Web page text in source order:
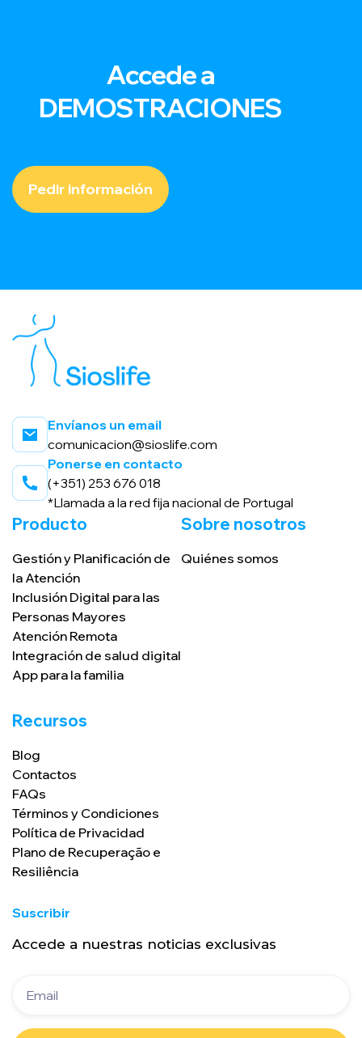
Accede a
DEMOSTRACIONES
Pedir información
Envíanos un email
comunicacion@sioslife.com
Ponerse en contacto
(+351) 253 676 018
*Llamada a la red fija nacional de Portugal
Producto
Gestión y Planificación de
la Atención
Inclusión Digital para las
Personas Mayores
Atención Remota
Integración de salud digital
App para la familia
Sobre nosotros
Quiénes somos
Recursos
Blog
Contactos
FAQs
Términos y Condiciones
Política de Privacidad
Plano de Recuperação e
Resiliência
Suscribir
Accede a nuestras noticias exclusivas